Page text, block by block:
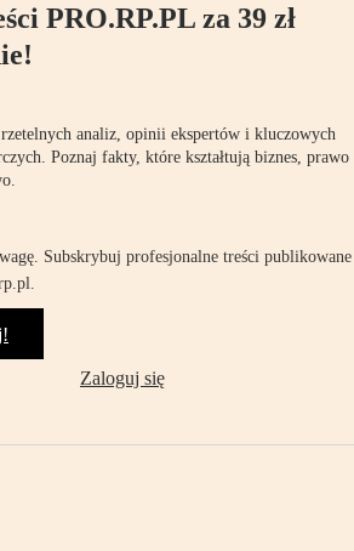
PRO.RP.PL za 39 zł
analiz, opinii ekspertów i kluczowych
Poznaj fakty, które kształtują biznes, prawo
Subskrybuj profesjonalne treści publikowane
Zaloguj się